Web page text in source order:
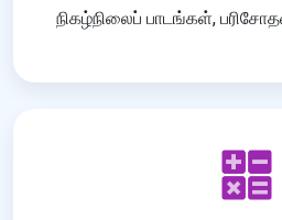
நிகழ்நிலைப் பாடங்கள்,